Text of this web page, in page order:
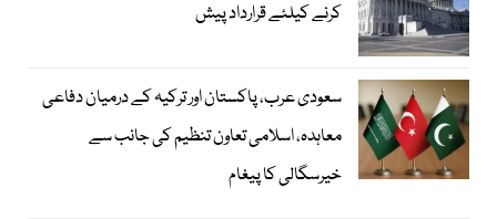
کرنے کیلئے قرارداد پیش
سعودی عرب، پاکستان اور ترکیہ کے درمیان دفاعی
معاہدہ، اسلامی تعاون تنظیم کی جانب سے
خیرسگالی کا پیغام